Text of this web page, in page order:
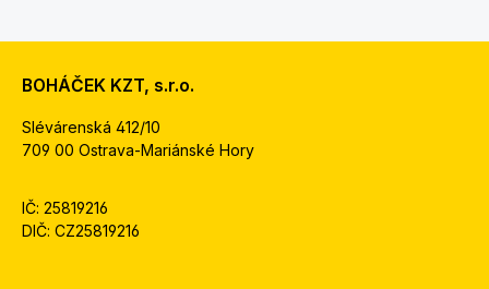
BOHÁČEK KZT, s.r.o.
Slévárenská 412/10
709 00 Ostrava-Mariánské Hory
IČ: 25819216
DIČ: CZ25819216